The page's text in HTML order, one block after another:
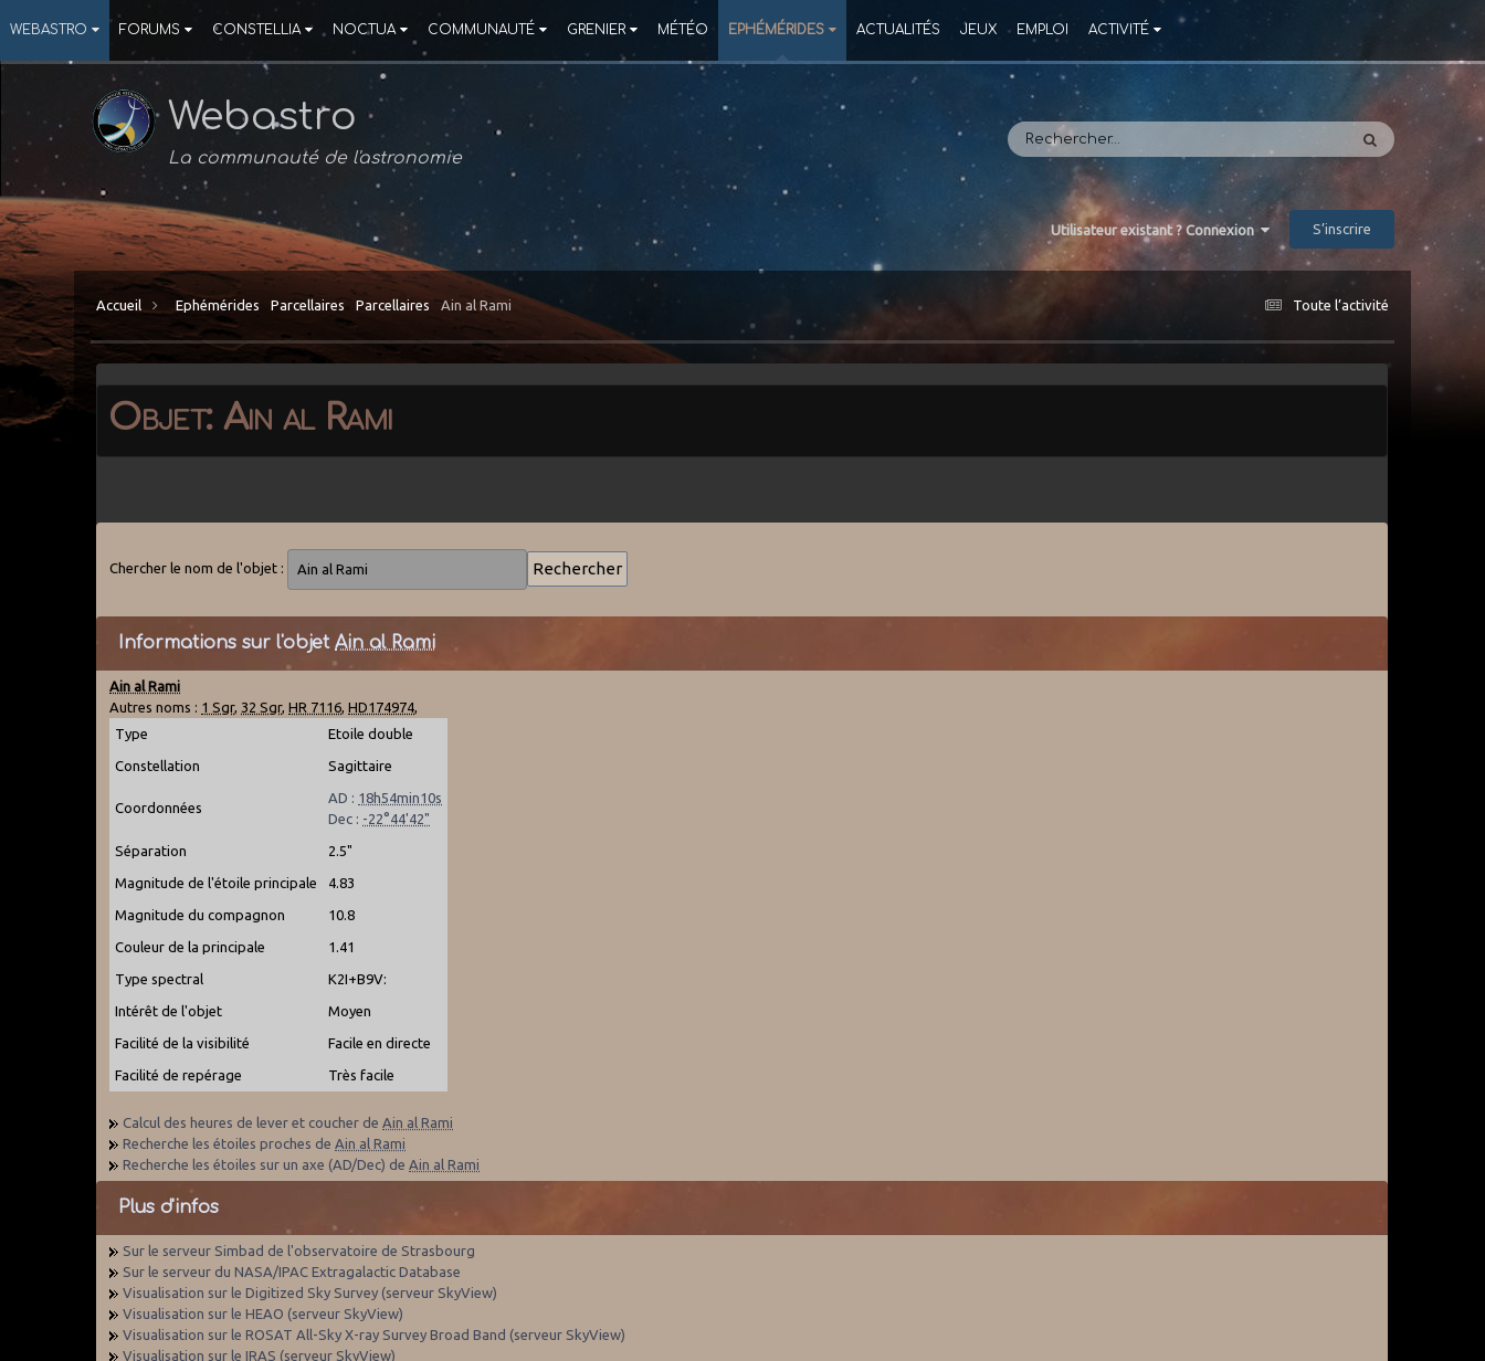
WEBASTRO FORUMS CONSTELLIA NOCTUA COMMUNAUTÉ GRENIER MÉTÉO EPHÉMÉRIDES ACTUALITÉS JEUX EMPLOI ACTIVITÉ
Webastro
La communauté de l'astronomie
Utilisateur existant ? Connexion S’inscrire
Toute l’activité
Accueil Ephémérides Parcellaires Parcellaires Ain al Rami
Objet: Ain al Rami
Chercher le nom de l'objet :
Informations sur l'objetAin al Rami
Ain al Rami
Autres noms : 1 Sgr, 32 Sgr,HR 7116 ,HD174974
Type
Etoile double
Constellation Sagittaire
Coordonnées
AD : 18h54min10s
Dec : -22°44'42"
Séparation 2.5"
Magnitude de l'étoile principale 4.83
Magnitude du compagnon 10.8
Couleur de la principale 1.41
Type spectral K2I+B9V:
Intérêt de l'objet Moyen
Facilité de la visibilité Facile en directe
Facilité de repérage Très facile
Calcul des heures de lever et coucher de Ain al Rami
Recherche les étoiles proches de Ain al Rami
Recherche les étoiles sur un axe (AD/Dec) de Ain al Rami
Plus d'infos
Sur le serveur Simbad de l'observatoire de Strasbourg
Sur le serveur du NASA/IPAC Extragalactic Database
Visualisation sur le Digitized Sky Survey (serveur SkyView)
Visualisation sur le HEAO (serveur SkyView)
Visualisation sur le ROSAT All-Sky X-ray Survey Broad Band (serveur SkyView)
Visualisation sur le IRAS (serveur SkyView)